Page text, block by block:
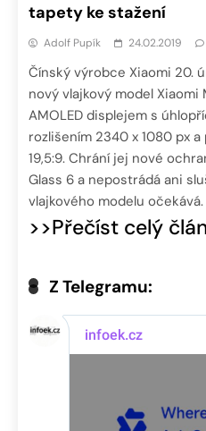
tapety ke stažení
Adolf Pupík 24.02.2019
Čínský výrobce Xiaomi 20.
nový vlajkový model
AMOLED displejem s
rozlišením 2340 x 1080 px
19,5:9. Chrání jej nové
Glass 6 a nepostrádá ani
vlajkového modelu
>>Přečíst celý
Z Telegramu: